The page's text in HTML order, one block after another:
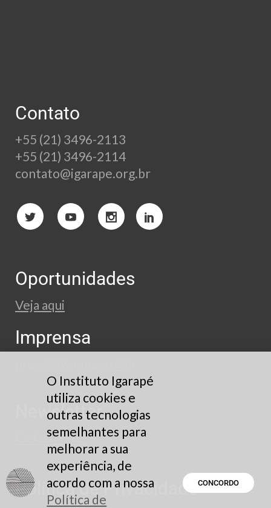
Contato
+55 (21) 3496-2113
+55 (21) 3496-2114
contato@igarape.org.br
Oportunidades
Veja aqui
Imprensa
Newsletter
Cadastre-se
Política de Privacidade
O Instituto Igarapé
utiliza cookies e
outras tecnologias
semelhantes para
melhorar a sua
experiência, de
acordo com a nossa
Política de
CONCORDO